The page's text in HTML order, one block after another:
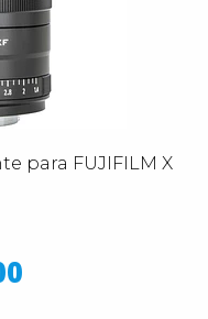
para FUJIFILM X